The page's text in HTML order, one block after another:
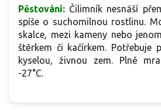
Pěstování: Čilimník nesnáší
spíše o suchomilnou rostlinu.
skalce, mezi kameny nebo
štěrkem či kačírkem. Potřebuje
kyselou, živnou zem. Plně
-27°C.